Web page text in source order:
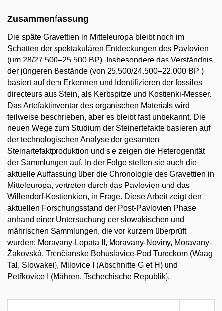
Zusammenfassung
Die späte Gravettien in Mitteleuropa bleibt noch im
Schatten der spektakulären Entdeckungen des Pavlovien
(um 28/27.500–25.500 BP). Insbesondere das Verständnis
der jüngeren Bestände (von 25.500/24.500–22.000 BP )
basiert auf dem Erkennen und Identifizieren der fossiles
directeurs aus Stein, als Kerbspitze und Kostienki-Messer.
Das Artefaktinventar des organischen Materials wird
teilweise beschrieben, aber es bleibt fast unbekannt. Die
neuen Wege zum Studium der Steinertefakte basieren auf
der technologischen Analyse der gesamten
Steinartefaktproduktion und sie zeigen die Heterogenität
der Sammlungen auf. In der Folge stellen sie auch die
aktuelle Auffassung über die Chronologie des Gravettien in
Mitteleuropa, vertreten durch das Pavlovien und das
Willendorf-Kostienkien, in Frage. Diese Arbeit zeigt den
aktuellen Forschungsstand der Post-Pavlovien Phase
anhand einer Untersuchung der slowakischen und
mährischen Sammlungen, die vor kurzem überprüft
wurden: Moravany-Lopata II, Moravany-Noviny, Moravany-
Žakovská, Trenčianske Bohuslavice-Pod Tureckom (Waag
Tal, Slowakei), Milovice I (Abschnitte G et H) und
Petřkovice I (Mähren, Tschechische Republik).